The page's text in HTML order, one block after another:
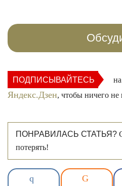
ПОДПИСЫВАЙТЕСЬ
Яндекс.Дзен, чтобы ничего не
ПОНРАВИЛАСЬ СТАТЬЯ?
потерять!